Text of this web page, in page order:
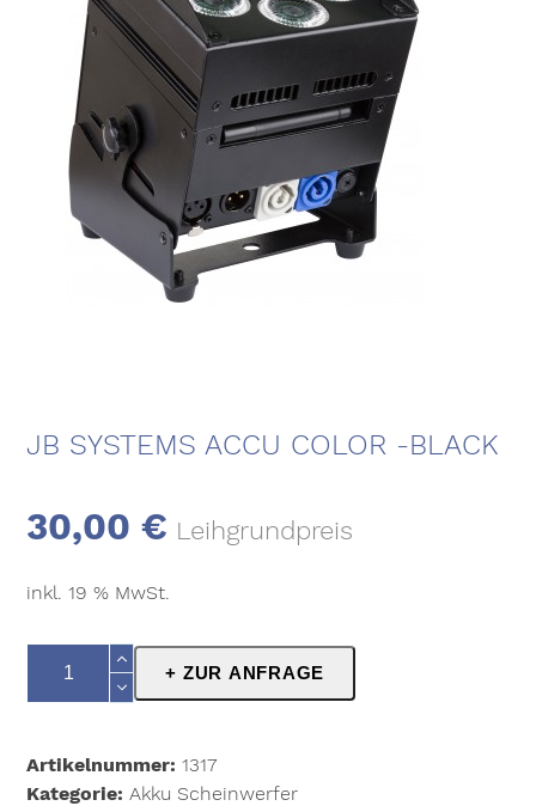
JB SYSTEMS ACCU COLOR -BLACK
30,00€ Leihgrundpreis
inkl. 19 % MwSt.
Systems
-
Black
+ ZUR ANFRAGE
Artikelnummer:1317
Kategorie:Akku Scheinwerfer